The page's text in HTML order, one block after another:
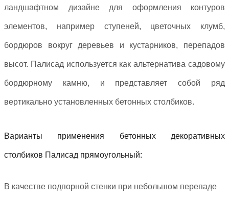
ландшафтном дизайне для оформления контуров
элементов, например ступеней, цветочных клумб,
бордюров вокруг деревьев и кустарников, перепадов
высот. Палисад используется как альтернатива садовому
бордюрному камню, и представляет собой ряд
вертикально установленных бетонных столбиков.
Варианты применения бетонных декоративных
столбиков Палисад прямоугольный:
В качестве подпорной стенки при небольшом перепаде